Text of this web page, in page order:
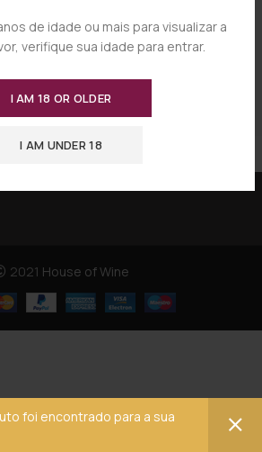
de idade ou mais para visualizar a
verifique sua idade para entrar.
I AM 18 OR OLDER
I AM UNDER 18
foi encontrado para a sua
2021 House of Wine